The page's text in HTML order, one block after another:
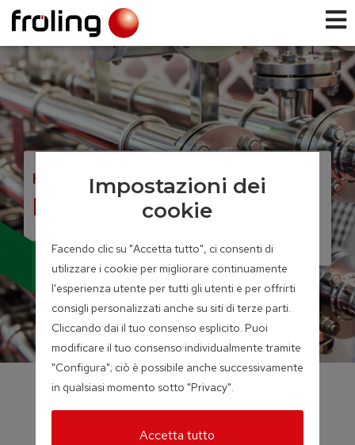
HACKGUT- UND PELLETSKESSEL
Energiebox
Individual
Impostazioni dei
cookie
Facendo clic su "Accetta tutto", ci consenti di
utilizzare i cookie per migliorare continuamente
l'esperienza utente per tutti gli utenti e per offrirti
consigli personalizzati anche su siti di terze parti.
Cliccando dai il tuo consenso esplicito. Puoi
modificare il tuo consenso individualmente tramite
"Configura"; ciò è possibile anche successivamente
in qualsiasi momento sotto "Privacy".
Accetta tutto